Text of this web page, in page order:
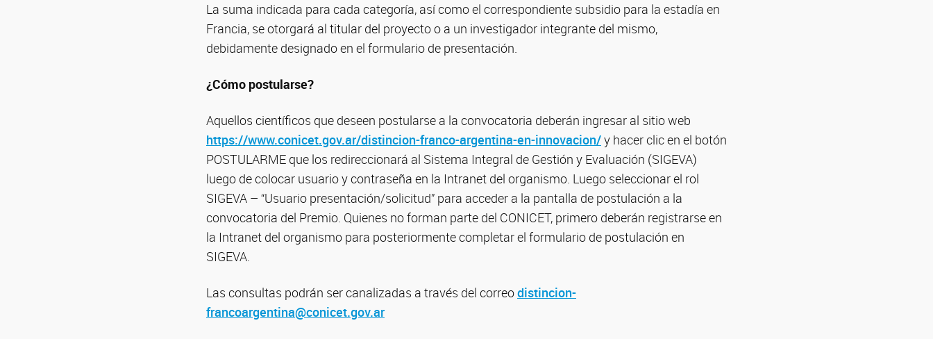
La suma indicada para cada categoría, así como el correspondiente subsidio para la estadía en
Francia, se otorgará al titular del proyecto o a un investigador integrante del mismo,
debidamente designado en el formulario de presentación.
¿Cómo postularse?
Aquellos científicos que deseen postularse a la convocatoria deberán ingresar al sitio web
https://www.conicet.gov.ar/distincion-franco-argentina-en-innovacion/y hacer clic en el botón
POSTULARME que los redireccionará al Sistema Integral de Gestión y Evaluación (SIGEVA)
luego de colocar usuario y contraseña en la Intranet del organismo. Luego seleccionar el rol
SIGEVA – “Usuario presentación/solicitud” para acceder a la pantalla de postulación a la
convocatoria del Premio. Quienes no forman parte del CONICET, primero deberán registrarse en
la Intranet del organismo para posteriormente completar el formulario de postulación en
SIGEVA.
Las consultas podrán ser canalizadas a través del correodistincion-
francoargentina@conicet.gov.ar